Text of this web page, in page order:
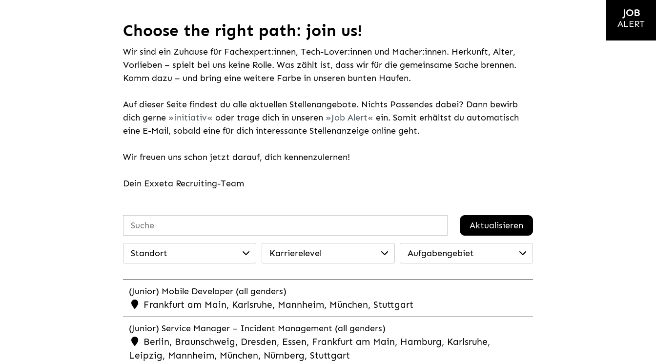
Choose the right path: join us!
Wir sind ein Zuhause für Fachexpert:innen, Tech-Lover:innen und Macher:innen. Herkunft, Alter,
Vorlieben – spielt bei uns keine Rolle. Was zählt ist, dass wir für die gemeinsame Sache brennen.
Komm dazu – und bring eine weitere Farbe in unseren bunten Haufen.
Auf dieser Seite findest du alle aktuellen Stellenangebote. Nichts Passendes dabei? Dann bewirb
dich gerne
initiativ oder trage dich in unseren Job Alert
ein. Somit erhältst du automatisch
eine E-Mail, sobald eine für dich interessante Stellenanzeige online geht.
Wir freuen uns schon jetzt darauf, dich kennenzulernen!
Dein Exxeta Recruiting-Team
Aktualisieren
Standort Karrierelevel Aufgabengebiet
(Junior) Mobile Developer (all genders)
Frankfurt am Main, Karlsruhe, Mannheim, München, Stuttgart
(Junior) Service Manager – Incident Management (all genders)
Berlin, Braunschweig, Dresden, Essen, Frankfurt am Main, Hamburg, Karlsruhe,
Leipzig, Mannheim, München, Nürnberg, Stuttgart
JOB
ALERT